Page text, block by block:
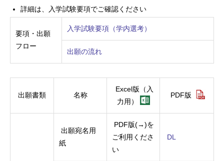
詳細は、入学試験要項でご確認ください
要項・出願
フロー
入学試験要項（学内選考）
出願の流れ
出願書類 名称
Excel版（入
力用）
PDF版
出願宛名用
紙
PDF版(→)を
ご利用くださ
い
DL